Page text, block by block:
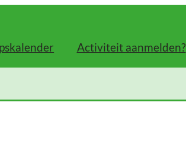
Activiteit aanmelden?